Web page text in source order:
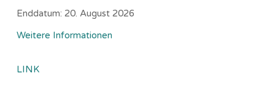
Enddatum: 20. August 2026
Weitere Informationen
LINK